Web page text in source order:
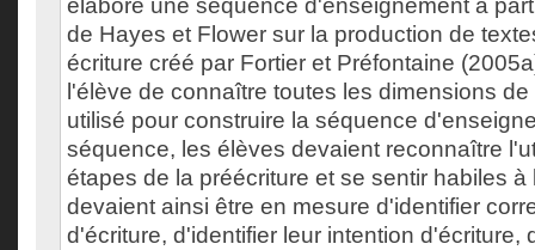
élaboré une séquence d'enseignement à
de Hayes et Flower sur la production de
écriture créé par Fortier et Préfontaine
l'élève de connaître toutes les dimensions
utilisé pour construire la séquence
séquence, les élèves devaient reconnaître
étapes de la préécriture et se sentir habiles à
devaient ainsi être en mesure d'identifier
d'écriture, d'identifier leur intention d'écriture,